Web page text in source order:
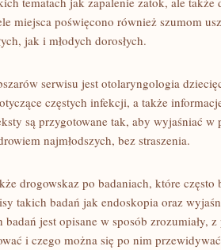
miejsca poświęcono również szumom
jak i młodych dorosłych.
serwisu jest otolaryngologia
częstych infekcji, a także
są przygotowane tak, aby wyjaśniać
najmłodszych, bez straszenia.
drogowskaz po badaniach, które często
takich badań jak endoskopia oraz
badań jest opisane w sposób zrozumiały,
i czego można się po nim